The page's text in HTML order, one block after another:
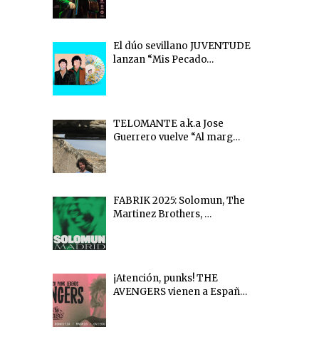
El dúo sevillano JUVENTUDE
lanzan “Mis Pecado…
TELOMANTE a.k.a Jose
Guerrero vuelve “Al marg…
FABRIK 2025: Solomun, The
Martinez Brothers, …
¡Atención, punks! THE
AVENGERS vienen a Españ…